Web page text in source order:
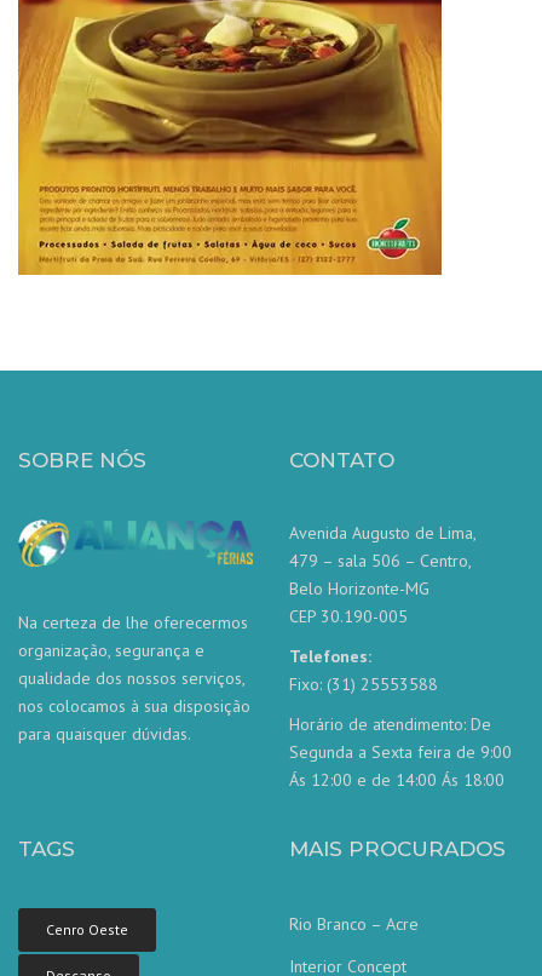
SOBRE NÓS
Na certeza de lhe oferecermos
organização, segurança e
qualidade dos nossos serviços,
nos colocamos à sua disposição
para quaisquer dúvidas.
CONTATO
Avenida Augusto de Lima,
479 – sala 506 – Centro,
Belo Horizonte-MG
CEP 30.190-005
Telefones:
Fixo: (31) 25553588
Horário de atendimento: De
Segunda a Sexta feira de 9:00
Ás 12:00 e de 14:00 Ás 18:00
TAGS
Cenro Oeste
MAIS PROCURADOS
Rio Branco – Acre
Interior Concept